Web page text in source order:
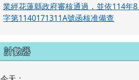
業經花蓮縣政府審核通過，並依114年
字第1140171311A號函核准備查
計數器